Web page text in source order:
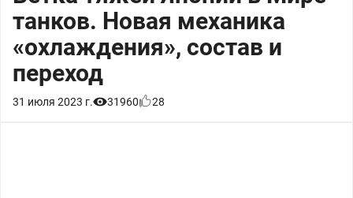
танков. Новая механика
«охлаждения», состав и
переход
31 июля 2023 г. 31960 28